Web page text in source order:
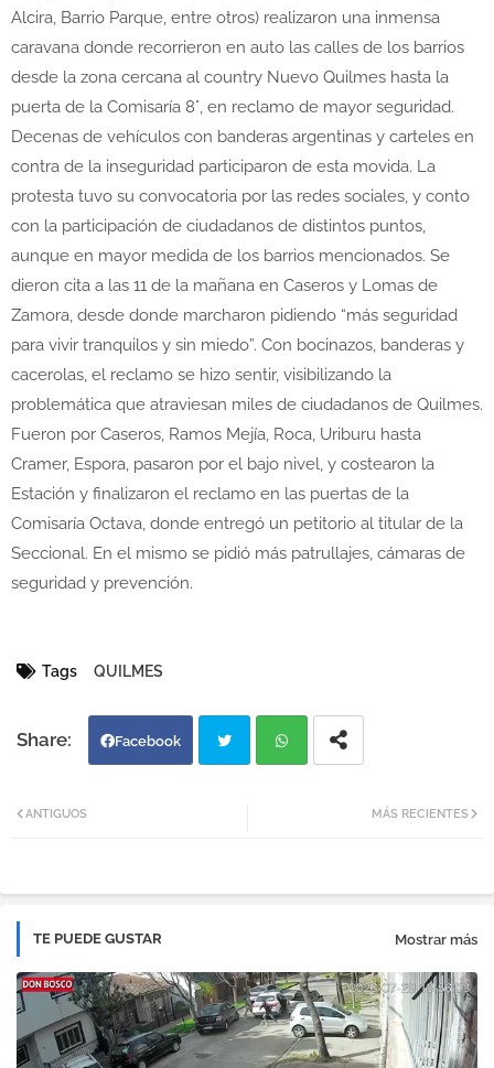
Alcira, Barrio Parque, entre otros) realizaron una inmensa
caravana donde recorrieron en auto las calles de los barrios
desde la zona cercana al country Nuevo Quilmes hasta la
puerta de la Comisaría 8°, en reclamo de mayor seguridad.
Decenas de vehículos con banderas argentinas y carteles en
contra de la inseguridad participaron de esta movida. La
protesta tuvo su convocatoria por las redes sociales, y conto
con la participación de ciudadanos de distintos puntos,
aunque en mayor medida de los barrios mencionados. Se
dieron cita a las 11 de la mañana en Caseros y Lomas de
Zamora, desde donde marcharon pidiendo “más seguridad
para vivir tranquilos y sin miedo”. Con bocinazos, banderas y
cacerolas, el reclamo se hizo sentir, visibilizando la
problemática que atraviesan miles de ciudadanos de Quilmes.
Fueron por Caseros, Ramos Mejía, Roca, Uriburu hasta
Cramer, Espora, pasaron por el bajo nivel, y costearon la
Estación y finalizaron el reclamo en las puertas de la
Comisaría Octava, donde entregó un petitorio al titular de la
Seccional. En el mismo se pidió más patrullajes, cámaras de
seguridad y prevención.
Tags QUILMES
Facebook
pp
MÁS RECIENTES
ANTIGUOS
TE PUEDE GUSTAR Mostrar más